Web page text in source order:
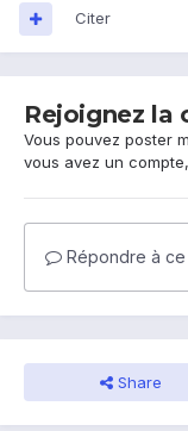
Citer
Rejoignez la
Vous pouvez poster
vous avez un compte,
Répondre à
Share